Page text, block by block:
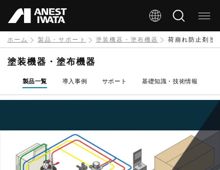
イ
ン
ン
に
ホーム 製品・サポート 塗装機器・塗布機器 荷崩れ防止剤塗
塗装機器・塗布機器
製品一覧 導入事例 サポート 基礎知識・技術情報